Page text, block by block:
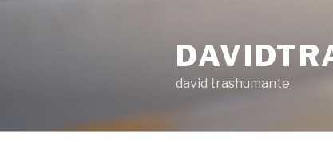
david trashumante